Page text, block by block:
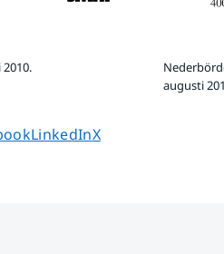
augusti
på
Dela sidan på
LinkedInDela sidan på
X